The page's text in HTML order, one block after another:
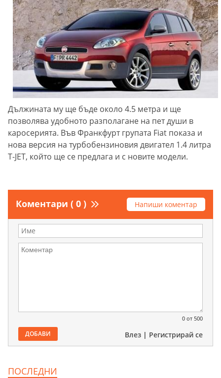
Дължината му ще бъде около 4.5 метра и ще
позволява удобното разполагане на пет души в
каросерията. Във Франкфурт групата Fiat показа и
нова версия на турбобензиновия двигател 1.4 литра
T-JET, който ще се предлага и с новите модели.
Коментари ( 0 ) Напиши коментар
0 от 500
ДОБАВИ Влез | Регистрирай се
ПОСЛЕДНИ